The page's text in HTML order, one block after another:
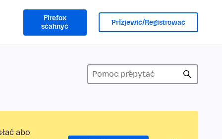
Firefox
sćahnyć
Přizjewić/Registrować
abo